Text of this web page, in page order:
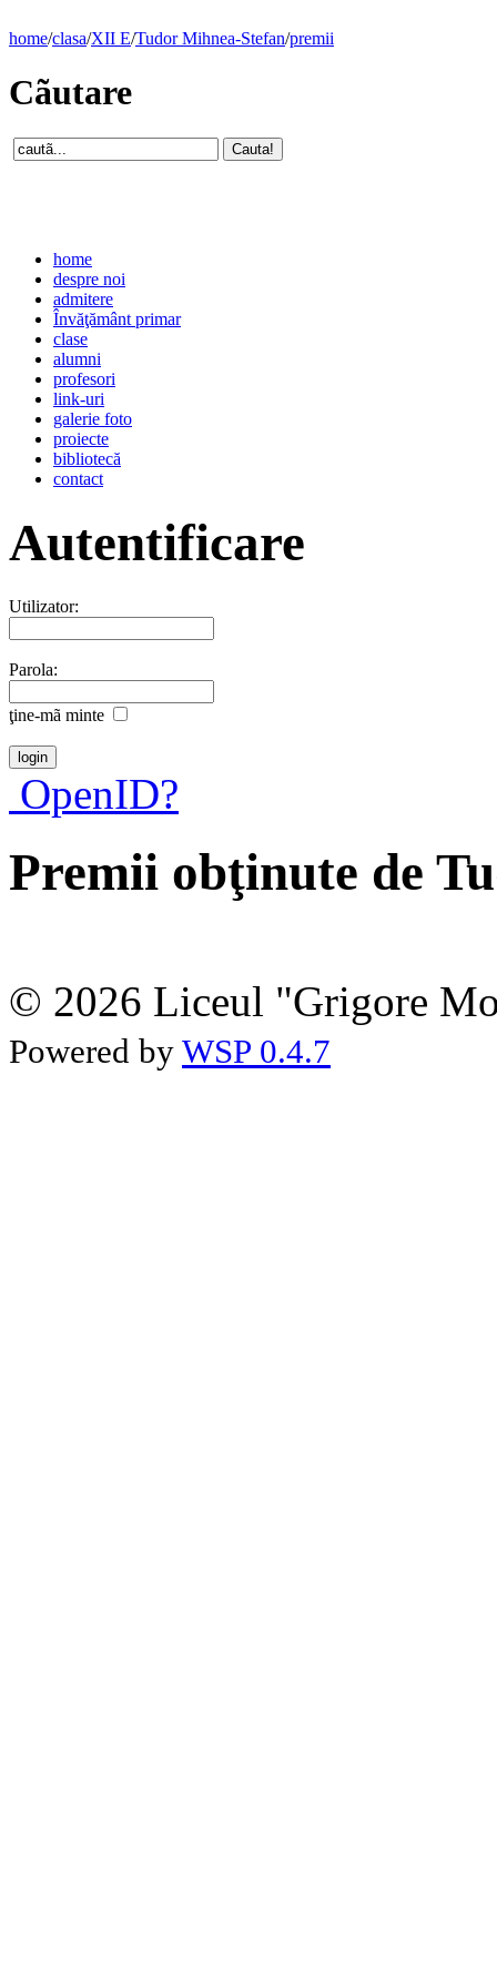
home/clasa/XII E/Tudor Mihnea-Stefan/premii
Cãutare
home
despre noi
admitere
Învăţământ primar
clase
alumni
profesori
link-uri
galerie foto
proiecte
bibliotecă
contact
Autentificare
Utilizator:
Parola:
ţine-mã minte
OpenID?
Premii obţinute de
© 2026 Liceul "Grigore
Powered by WSP 0.4.7